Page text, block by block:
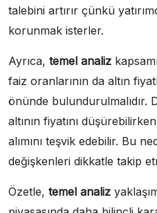
talebini artırır çünkü
korunmak isterler.
Ayrıca, temel analiz
faiz oranlarının da altın
önünde bulundurulmalıdır.
altının fiyatını
alımını teşvik edebilir. Bu
değişkenleri dikkatle takip
Özetle, temel analiz